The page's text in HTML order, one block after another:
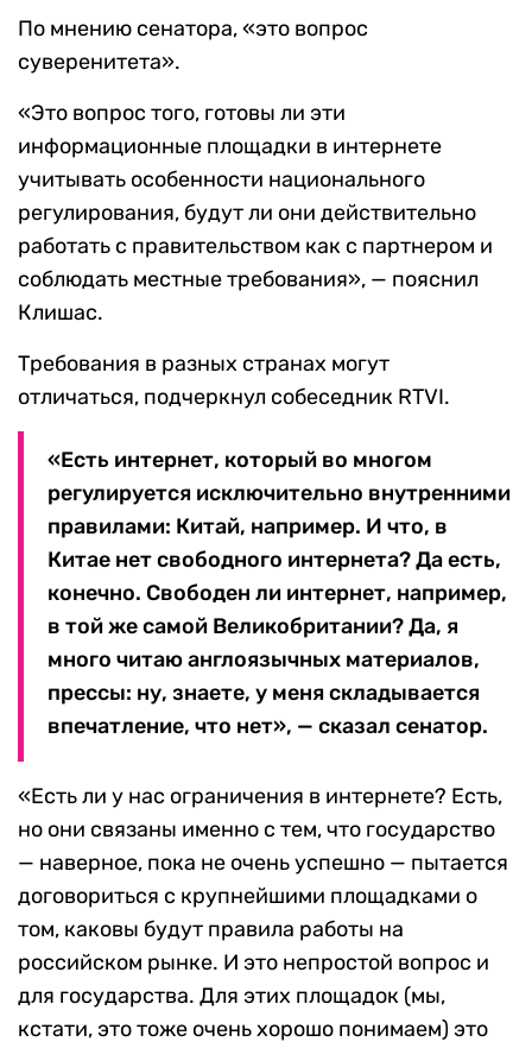
По мнению сенатора, «это вопрос
суверенитета».
«Это вопрос того, готовы ли эти
информационные площадки в интернете
учитывать особенности национального
регулирования, будут ли они действительно
работать с правительством как с партнером и
соблюдать местные требования», — пояснил
Клишас.
Требования в разных странах могут
отличаться, подчеркнул собеседник RTVI.
«Есть интернет, который во многом
регулируется исключительно внутренними
правилами: Китай, например. И что, в
Китае нет свободного интернета? Да есть,
конечно. Свободен ли интернет, например,
в той же самой Великобритании? Да, я
много читаю англоязычных материалов,
прессы: ну, знаете, у меня складывается
впечатление, что нет», — сказал сенатор.
«Есть ли у нас ограничения в интернете? Есть,
но они связаны именно с тем, что государство
— наверное, пока не очень успешно — пытается
договориться с крупнейшими площадками о
том, каковы будут правила работы на
российском рынке. И это непростой вопрос и
для государства. Для этих площадок (мы,
кстати, это тоже очень хорошо понимаем) это